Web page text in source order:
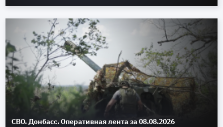
СВО. Донбасс. Оперативная лента за 08.08.2026